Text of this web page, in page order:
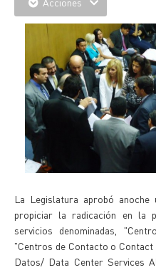
La Legislatura aprobó
propiciar la radicación en la
servicios denominadas,
"Centros de Contacto o
Datos/ Data Center Services